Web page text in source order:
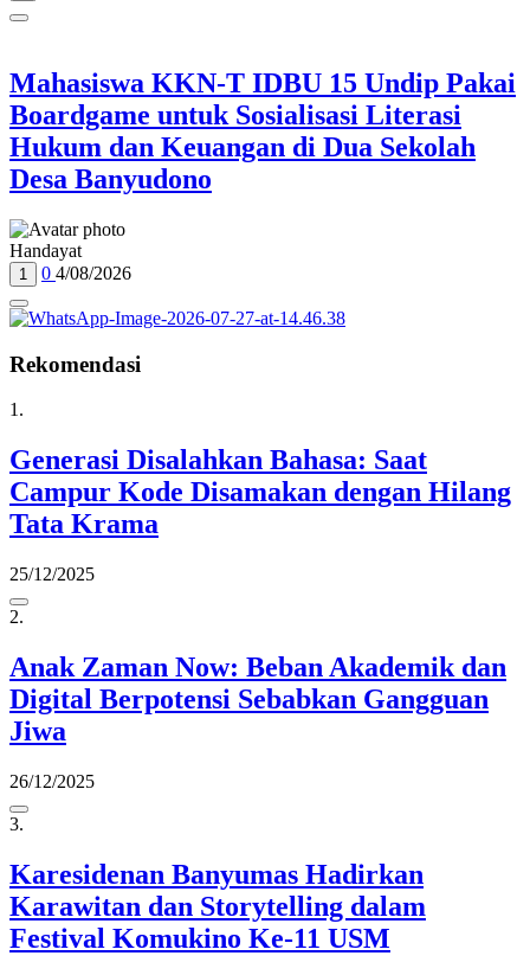
Mahasiswa KKN-T IDBU 15 Undip Pakai
Boardgame untuk Sosialisasi Literasi
Hukum dan Keuangan di Dua Sekolah
Desa Banyudono
Handayat
1 0 4/08/2026
Rekomendasi
1.
Generasi Disalahkan Bahasa: Saat
Campur Kode Disamakan dengan Hilang
Tata Krama
25/12/2025
2.
Anak Zaman Now: Beban Akademik dan
Digital Berpotensi Sebabkan Gangguan
Jiwa
26/12/2025
3.
Karesidenan Banyumas Hadirkan
Karawitan dan Storytelling dalam
Festival Komukino Ke-11 USM